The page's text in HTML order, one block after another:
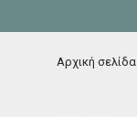
Αρχική σελίδα